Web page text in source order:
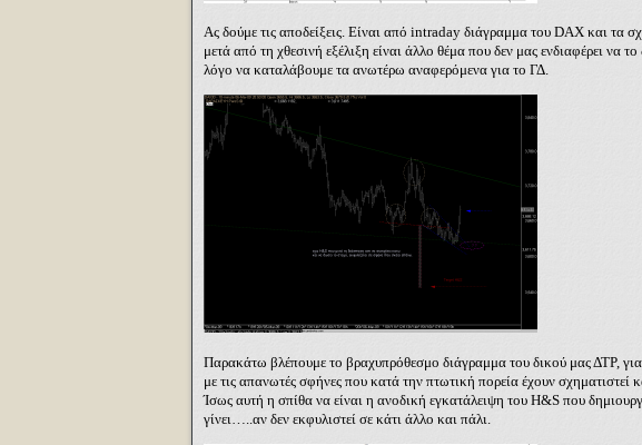
Ας δούμε τις αποδείξεις. Είναι από intraday διάγραμμα του DAX και τα
μετά από τη χθεσινή εξέλιξη είναι άλλο θέμα που δεν μας ενδιαφέρει να
λόγο να καταλάβουμε τα ανωτέρω αναφερόμενα για το ΓΔ.
Παρακάτω βλέπουμε το βραχυπρόθεσμο διάγραμμα του δικού μας ΔΤΡ,
με τις απανωτές σφήνες που κατά την πτωτική πορεία έχουν σχηματιστεί
Ίσως αυτή η σπίθα να είναι η ανοδική εγκατάλειψη του H&S που
γίνει…..αν δεν εκφυλιστεί σε κάτι άλλο και πάλι.